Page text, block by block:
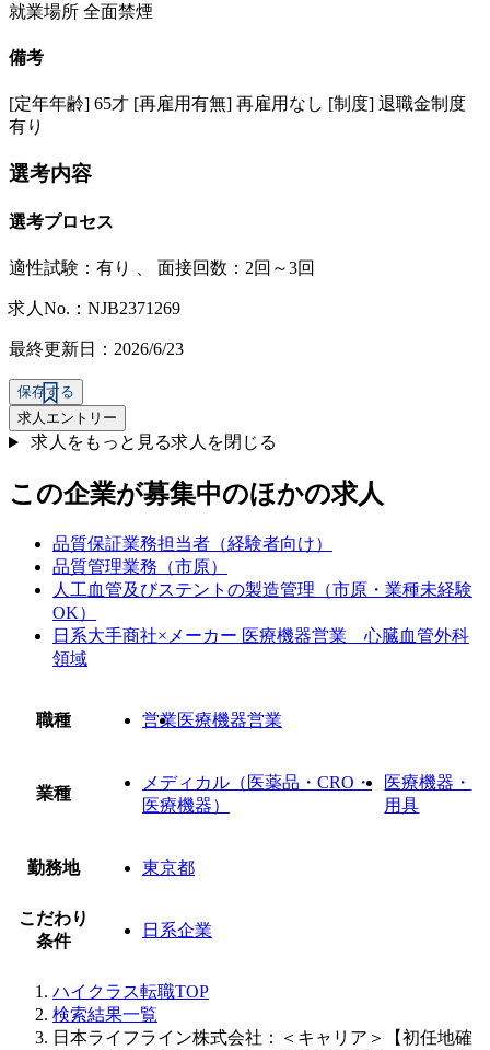
就業場所 全面禁煙
備考
[定年年齢] 65才 [再雇用有無] 再雇用なし [制度] 退職金制度
有り
選考内容
選考プロセス
適性試験： 有り 面接回数：2回～3回
求人No.：NJB2371269
最終更新日：2026/6/23
保存する
求人エントリー
求人をもっと見る求人を閉じる
この企業が募集中のほかの求人
品質保証業務担当者（経験者向け）
品質管理業務（市原）
人工血管及びステントの製造管理（市原・業種未経験
OK）
日系大手商社×メーカー 医療機器営業＿心臓血管外科
領域
職種 営業医療機器営業
業種
メディカル（医薬品・CRO・
医療機器）
医療機器・
用具
勤務地 東京都
こだわり
条件
日系企業
ハイクラス転職TOP
検索結果一覧
日本ライフライン株式会社：＜キャリア＞【初任地確